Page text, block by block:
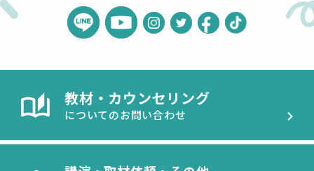
教材・カウンセリング
についてのお問い合わせ